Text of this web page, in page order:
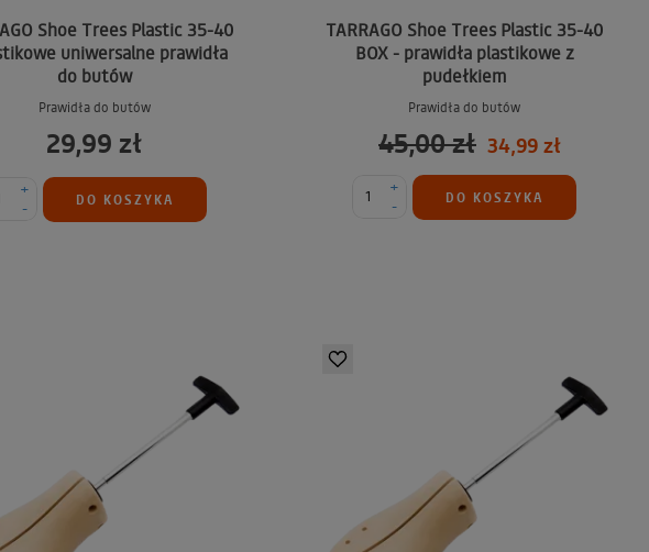
Shoe Trees Plastic 35-40
uniwersalne prawidła
do butów
Prawidła do butów
29,99 zł
-
+
DO KOSZYKA
TARRAGO Shoe Trees Plastic 35-40
BOX - prawidła plastikowe z
pudełkiem
Prawidła do butów
45,00 zł 34,99 zł
-
+
DO KOSZYKA